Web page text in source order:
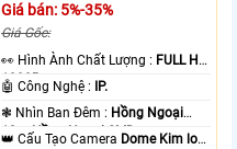
Giá bán: 5%-35%
Giá Gốc:
️👀 Hình Ành Chất Lượng : FULL HD
1080P .
🤖️ Công Nghệ :
IP.
❃ Nhìn Ban Đêm : Hồng Ngoại
10m Hồng Ngoại SMD.
👑 Cấu Tạo Camera Dome Kim loại